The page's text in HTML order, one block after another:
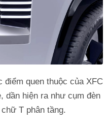
quen thuộc của XFC
dần hiện ra như cụm đèn
T phân tầng.